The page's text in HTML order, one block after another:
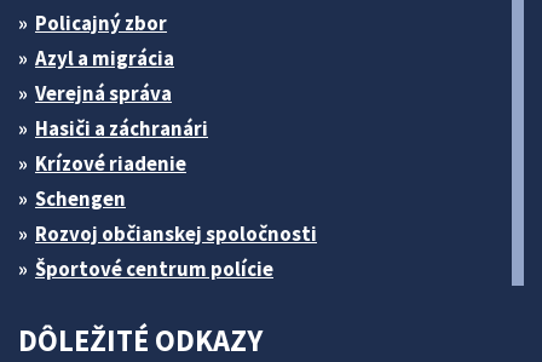
Policajný zbor
Azyl a migrácia
Verejná správa
Hasiči a záchranári
Krízové riadenie
Schengen
Rozvoj občianskej spoločnosti
Športové centrum polície
DÔLEŽITÉ ODKAZY